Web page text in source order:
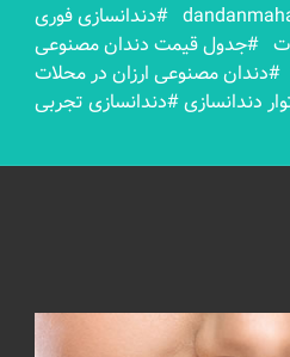
#دندانسازی فوری
#جدول قیمت دندان مصنوعی
#دندان مصنوعی ارزان در محلات
دندانسازی#دندانسازی تجربی